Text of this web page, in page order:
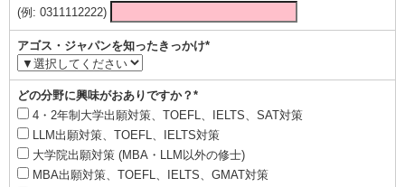
(例: 0311112222)
アゴス・ジャパンを知ったきっかけ*
どの分野に興味がおありですか？*
4・2年制大学出願対策、TOEFL、IELTS、SAT対策
LLM出願対策、TOEFL、IELTS対策
大学院出願対策 (MBA・LLM以外の修士)
MBA出願対策、TOEFL、IELTS、GMAT対策